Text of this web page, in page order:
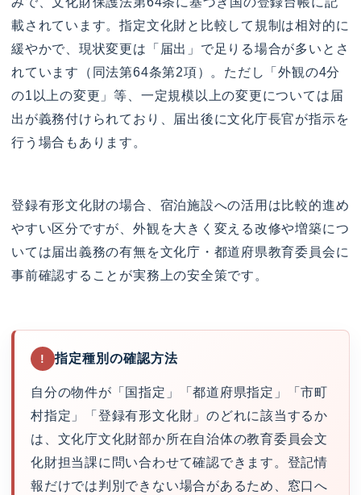
載されています。指定文化財と比較して規制は相対的に
緩やかで、現状変更は「届出」で足りる場合が多いとさ
れています（同法第64条第2項）。ただし「外観の4分
の1以上の変更」等、一定規模以上の変更については届
出が義務付けられており、届出後に文化庁長官が指示を
行う場合もあります。
登録有形文化財の場合、宿泊施設への活用は比較的進め
やすい区分ですが、外観を大きく変える改修や増築につ
いては届出義務の有無を文化庁・都道府県教育委員会に
事前確認することが実務上の安全策です。
! 指定種別の確認方法
自分の物件が「国指定」「都道府県指定」「市町
村指定」「登録有形文化財」のどれに該当するか
は、文化庁文化財部か所在自治体の教育委員会文
化財担当課に問い合わせて確認できます。登記情
報だけでは判別できない場合があるため、窓口へ